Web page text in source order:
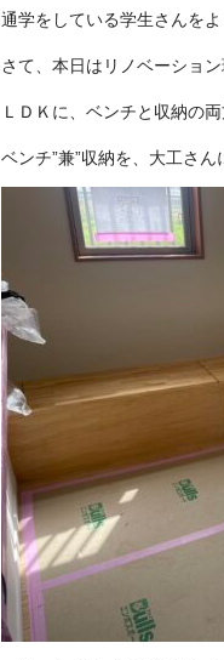
通学をしている学生さんを
さて、本日はリノベーショ
ＬＤＫに、ベンチと収納の
ベンチ”兼”収納を、大工さ